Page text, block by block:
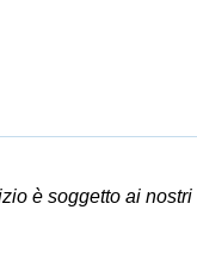
è soggetto ai nostri